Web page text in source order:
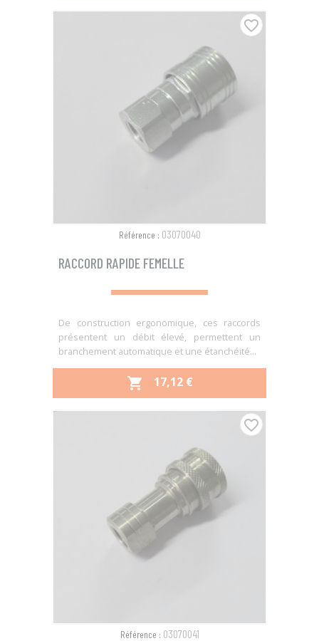
Référence : 03070040
RACCORD RAPIDE FEMELLE
De construction ergonomique, ces raccords
présentent un débit élevé, permettent un
branchement automatique et une étanchéité...
 PRIX
17,12 €
favorite_border
Référence : 03070041
favorite_border